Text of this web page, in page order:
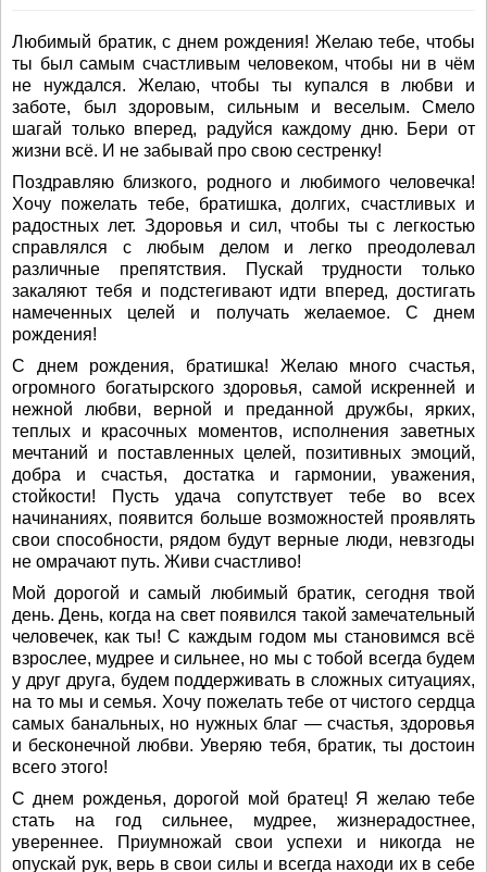
Любимый братик, с днем рождения! Желаю тебе, чтобы
ты был самым счастливым человеком, чтобы ни в чём
не нуждался. Желаю, чтобы ты купался в любви и
заботе, был здоровым, сильным и веселым. Смело
шагай только вперед, радуйся каждому дню. Бери от
жизни всё. И не забывай про свою сестренку!
Поздравляю близкого, родного и любимого человечка!
Хочу пожелать тебе, братишка, долгих, счастливых и
радостных лет. Здоровья и сил, чтобы ты с легкостью
справлялся с любым делом и легко преодолевал
различные препятствия. Пускай трудности только
закаляют тебя и подстегивают идти вперед, достигать
намеченных целей и получать желаемое. С днем
рождения!
С днем рождения, братишка! Желаю много счастья,
огромного богатырского здоровья, самой искренней и
нежной любви, верной и преданной дружбы, ярких,
теплых и красочных моментов, исполнения заветных
мечтаний и поставленных целей, позитивных эмоций,
добра и счастья, достатка и гармонии, уважения,
стойкости! Пусть удача сопутствует тебе во всех
начинаниях, появится больше возможностей проявлять
свои способности, рядом будут верные люди, невзгоды
не омрачают путь. Живи счастливо!
Мой дорогой и самый любимый братик, сегодня твой
день. День, когда на свет появился такой замечательный
человечек, как ты! С каждым годом мы становимся всё
взрослее, мудрее и сильнее, но мы с тобой всегда будем
у друг друга, будем поддерживать в сложных ситуациях,
на то мы и семья. Хочу пожелать тебе от чистого сердца
самых банальных, но нужных благ — счастья, здоровья
и бесконечной любви. Уверяю тебя, братик, ты достоин
всего этого!
С днем рожденья, дорогой мой братец! Я желаю тебе
стать на год сильнее, мудрее, жизнерадостнее,
увереннее. Приумножай свои успехи и никогда не
опускай рук, верь в свои силы и всегда находи их в себе